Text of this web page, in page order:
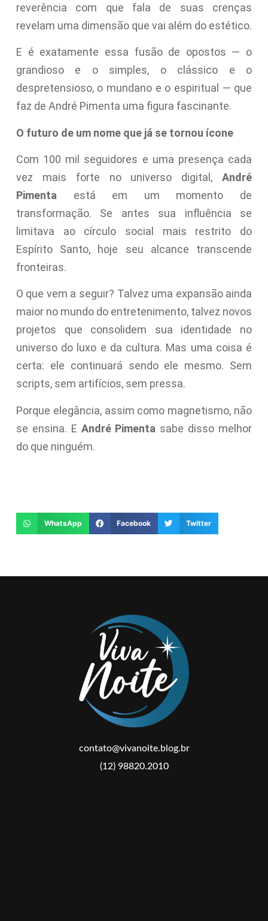
reverência com que fala de suas crenças
revelam uma dimensão que vai além do estético.
E é exatamente essa fusão de opostos — o
grandioso e o simples, o clássico e o
despretensioso, o mundano e o espiritual — que
faz de André Pimenta uma figura fascinante.
O futuro de um nome que já se tornou ícone
Com 100 mil seguidores e uma presença cada
vez mais forte no universo digital,André
Pimenta está em um momento de
transformação. Se antes sua influência se
limitava ao círculo social mais restrito do
Espírito Santo, hoje seu alcance transcende
fronteiras.
O que vem a seguir? Talvez uma expansão ainda
maior no mundo do entretenimento, talvez novos
projetos que consolidem sua identidade no
universo do luxo e da cultura. Mas uma coisa é
certa: ele continuará sendo ele mesmo. Sem
scripts, sem artifícios, sem pressa.
Porque elegância, assim como magnetismo, não
se ensina. E André Pimenta sabe disso melhor
do que ninguém.
WhatsApp Facebook Twitter
contato@vivanoite.blog.br
(12) 98820.2010